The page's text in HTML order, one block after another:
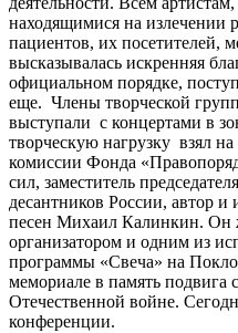
находящимися на
пациентов, их посетителей,
высказывалась искренняя
официальном порядке,
еще. Члены творческой
выступали с концертами в
творческую нагрузку взял на
комиссии Фонда
сил, заместитель
десантников России, автор и
песен Михаил Калинкин. Он
организатором и одним из
программы «Свеча» на
мемориале в память подвига
Отечественной войне.
конференции.